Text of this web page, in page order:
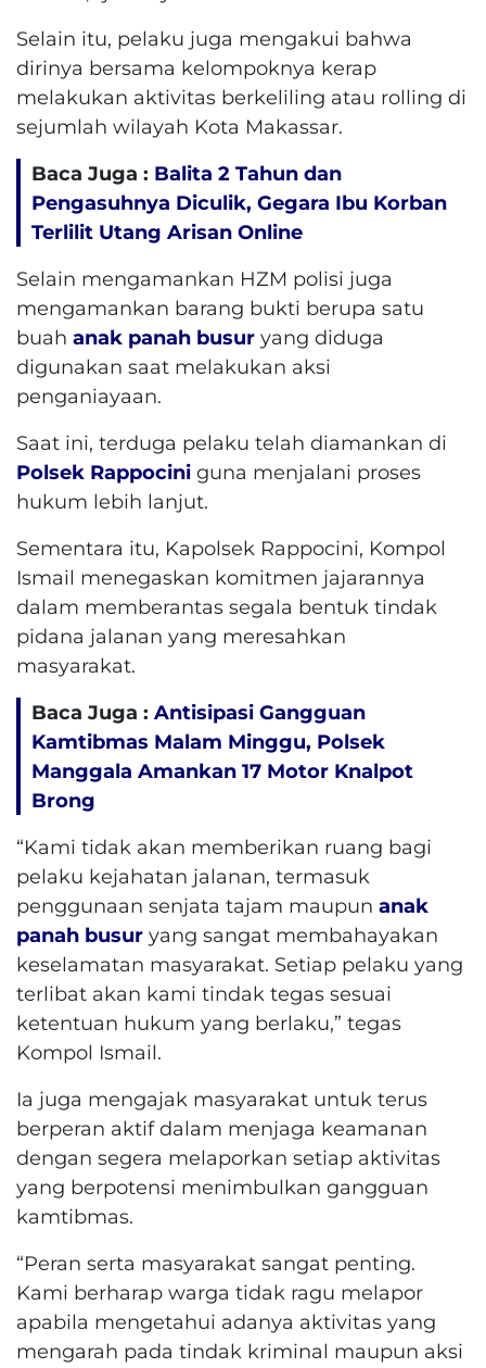
Selain itu, pelaku juga mengakui bahwa
dirinya bersama kelompoknya kerap
melakukan aktivitas berkeliling atau rolling di
sejumlah wilayah Kota Makassar.
Baca Juga : Balita 2 Tahun dan
Pengasuhnya Diculik, Gegara Ibu Korban
Terlilit Utang Arisan Online
Selain mengamankan HZM polisi juga
mengamankan barang bukti berupa satu
buah anak panah busur yang diduga
digunakan saat melakukan aksi
penganiayaan.
Saat ini, terduga pelaku telah diamankan di
Polsek Rappocini guna menjalani proses
hukum lebih lanjut.
Sementara itu, Kapolsek Rappocini, Kompol
Ismail menegaskan komitmen jajarannya
dalam memberantas segala bentuk tindak
pidana jalanan yang meresahkan
masyarakat.
Baca Juga : Antisipasi Gangguan
Kamtibmas Malam Minggu, Polsek
Manggala Amankan 17 Motor Knalpot
Brong
“Kami tidak akan memberikan ruang bagi
pelaku kejahatan jalanan, termasuk
penggunaan senjata tajam maupun anak
panah busur yang sangat membahayakan
keselamatan masyarakat. Setiap pelaku yang
terlibat akan kami tindak tegas sesuai
ketentuan hukum yang berlaku,” tegas
Kompol Ismail.
Ia juga mengajak masyarakat untuk terus
berperan aktif dalam menjaga keamanan
dengan segera melaporkan setiap aktivitas
yang berpotensi menimbulkan gangguan
kamtibmas.
“Peran serta masyarakat sangat penting.
Kami berharap warga tidak ragu melapor
apabila mengetahui adanya aktivitas yang
mengarah pada tindak kriminal maupun aksi